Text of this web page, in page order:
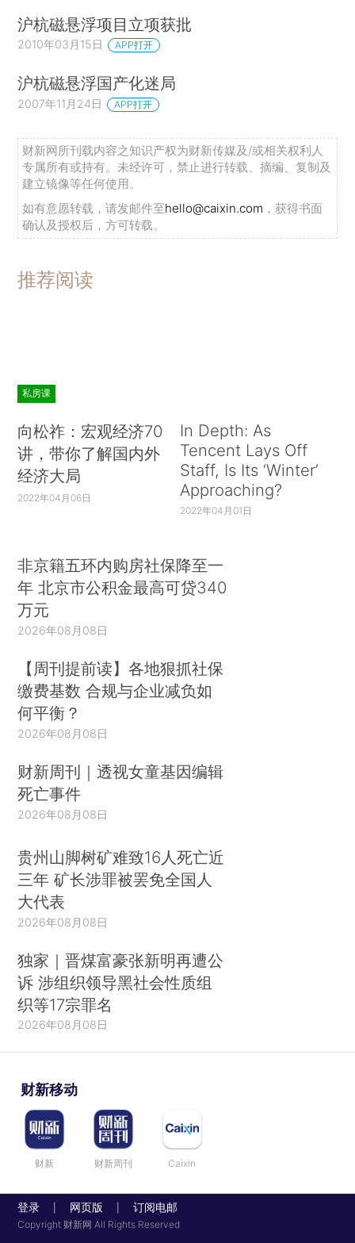
沪杭磁悬浮项目立项获批
2010年03月15日 APP打开
沪杭磁悬浮国产化迷局
2007年11月24日 APP打开
财新网所刊载内容之知识产权为财新传媒及/或相关权利人
专属所有或持有。未经许可，禁止进行转载、摘编、复制及
建立镜像等任何使用。
如有意愿转载，请发邮件至hello@caixin.com ，获得书面
确认及授权后，方可转载。
推荐阅读
私房课
向松祚：宏观经济70
讲，带你了解国内外
经济大局
2022年04月06日
In Depth: As
Tencent Lays Off
Staff, Is Its ‘Winter’
Approaching?
2022年04月01日
非京籍五环内购房社保降至一
年 北京市公积金最高可贷340
万元
2026年08月08日
【周刊提前读】各地狠抓社保
缴费基数 合规与企业减负如
何平衡？
2026年08月08日
财新周刊｜透视女童基因编辑
死亡事件
2026年08月08日
贵州山脚树矿难致16人死亡近
三年 矿长涉罪被罢免全国人
大代表
2026年08月08日
独家｜晋煤富豪张新明再遭公
诉 涉组织领导黑社会性质组
织等17宗罪名
2026年08月08日
财新移动
财新 财新周刊 Caixin
登录 网页版 订阅电邮
Copyright 财新网 All Rights Reserved